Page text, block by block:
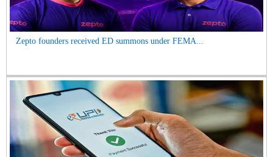
Zepto founders received ED summons under FEMA...